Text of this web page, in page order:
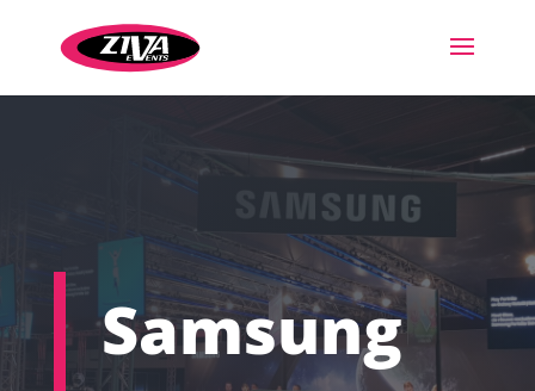
Samsung